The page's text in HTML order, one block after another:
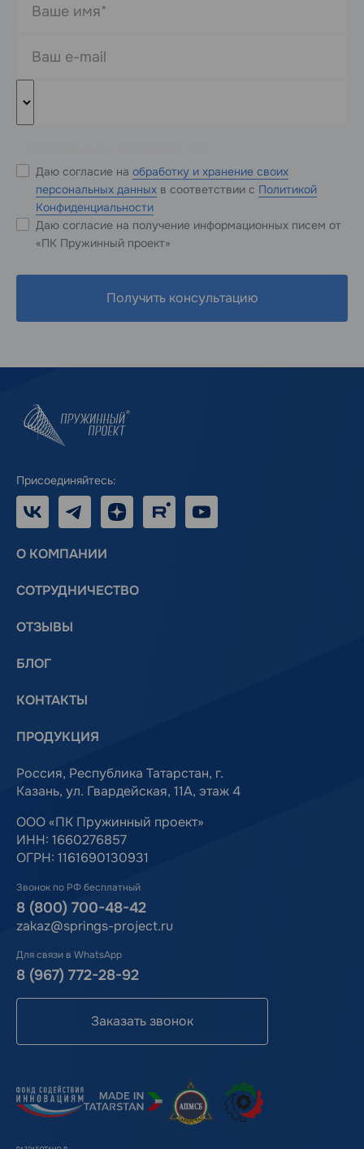
Даю согласие на обработку и хранение своих
персональных данных в соответствии с Политикой
Конфиденциальности
Даю согласие на получение информационных писем от
«ПК Пружинный проект»
Получить консультацию
Присоединяйтесь:
Telegram Дзен RUTUBE
О КОМПАНИИ
СОТРУДНИЧЕСТВО
ОТЗЫВЫ
БЛОГ
КОНТАКТЫ
ПРОДУКЦИЯ
Россия, Республика Татарстан, г.
Казань, ул. Гвардейская, 11А, этаж 4
ООО «ПК Пружинный проект»
ИНН: 1660276857
ОГРН: 1161690130931
Звонок по РФ бесплатный
8 (800) 700-48-42
zakaz@springs-project.ru
Для связи в WhatsApp
8 (967) 772-28-92
Заказать звонок